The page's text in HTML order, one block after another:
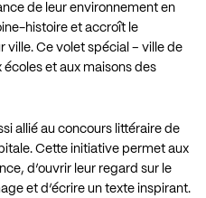
de leur environnement en
histoire et accroît le
ville. Ce volet spécial – ville de
et aux maisons des
allié au concours littéraire de
Cette initiative permet aux
d’ouvrir leur regard sur le
et d’écrire un texte inspirant.